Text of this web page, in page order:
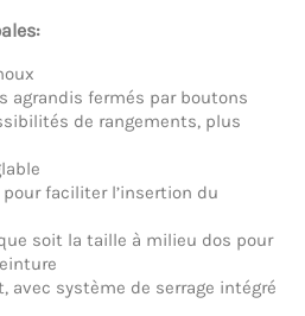
agrandis fermés par boutons
de rangements, plus
faciliter l’insertion du
soit la taille à milieu dos pour
avec système de serrage intégré